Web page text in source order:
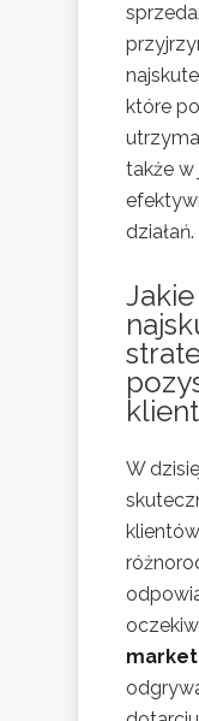
które
także w
działań.
Jakie
W